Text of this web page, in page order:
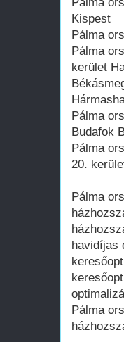
Kispest
Pálma
Pálma
kerület
Pálma
Budafok
Pálma
20.
Pálma
havidíjas
Pálma